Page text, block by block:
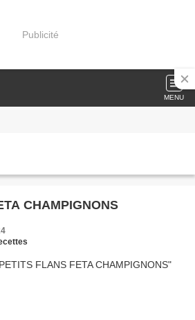
Publicité
MENU
CHAMPIGNONS